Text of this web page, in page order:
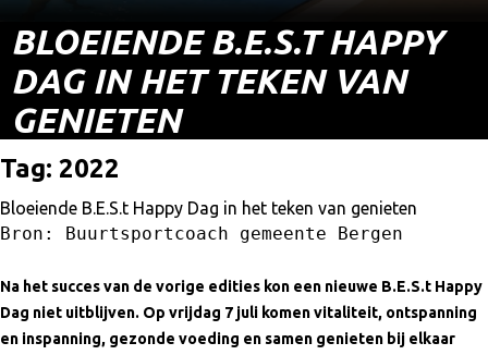
BLOEIENDE B.E.S.T HAPPY
DAG IN HET TEKEN VAN
GENIETEN
Tag: 2022
Bloeiende B.E.S.t Happy Dag in het teken van genieten
Bron: Buurtsportcoach gemeente Bergen
Na het succes van de vorige edities kon een nieuwe B.E.S.t Happy
Dag niet uitblijven. Op vrijdag 7 juli komen vitaliteit, ontspanning
en inspanning, gezonde voeding en samen genieten bij elkaar